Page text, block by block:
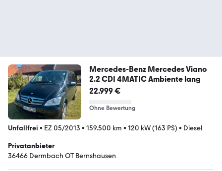
Mercedes-Benz Mercedes Viano
2.2 CDI 4MATIC Ambiente lang
22.999 €
Ohne Bewertung
Unfallfrei • EZ 05/2013 • 159.500 km • 120 kW (163 PS) • Diesel
Privatanbieter
36466 Dermbach OT Bernshausen